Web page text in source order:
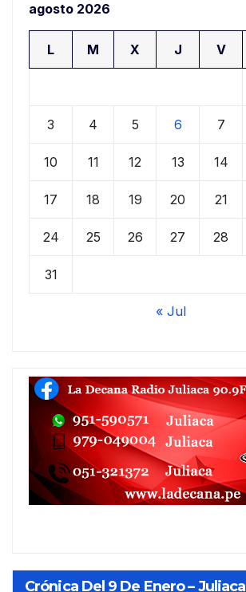
agosto 2026
L M X J V
3 4 5 6 7
10 11 12 13 14
17 18 19 20 21
24 25 26 27 28
31
« Jul
Crónica Del 9 De Enero – Juliaca